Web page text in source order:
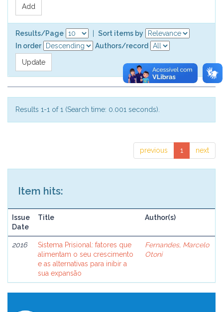
Results/Page
Sort items by
In order
Authors/record
Results 1-1 of 1 (Search time: 0.001 seconds).
previous 1 next
Item hits:
Issue
Date
Title Author(s)
2016
Sistema Prisional: fatores que
alimentam o seu crescimento
e as alternativas para inibir a
sua expansão
Fernandes, Marcelo
Otoni